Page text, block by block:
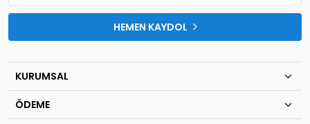
HEMEN KAYDOL
KURUMSAL
ÖDEME